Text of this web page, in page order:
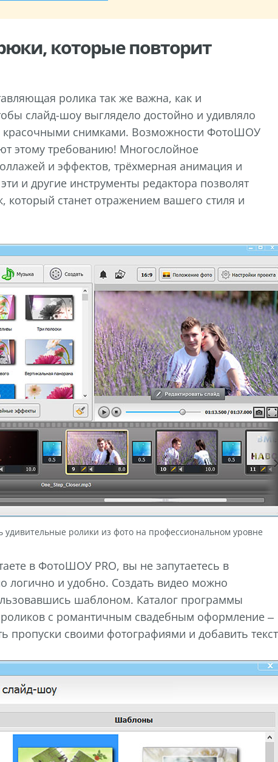
которые повторит
ролика так же важна, как и
слайд-шоу выглядело достойно и удивляло
снимками. Возможности ФотоШОУ
этому требованию! Многослойное
и эффектов, трёхмерная анимация и
и другие инструменты редактора позволят
который станет отражением вашего стиля и
удивительные ролики из фото на профессиональном уровне
в ФотоШОУ PRO, вы не запутаетесь в
логично и удобно. Создать видео можно
шаблоном. Каталог программы
с романтичным свадебным оформление –
пропуски своими фотографиями и добавить